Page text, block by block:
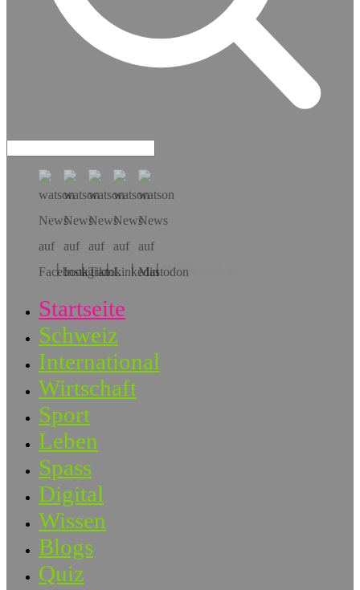
Hol dir die App!
Startseite
Schweiz
International
Wirtschaft
Sport
Leben
Spass
Digital
Wissen
Blogs
Quiz